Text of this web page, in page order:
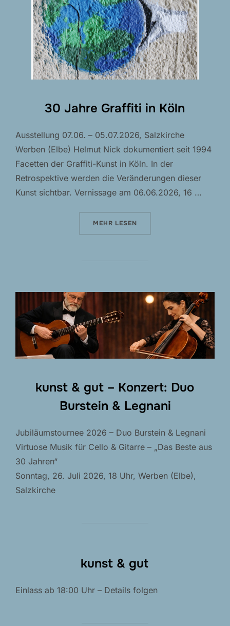
30 Jahre Graffiti in Köln
Ausstellung 07.06. – 05.07.2026, Salzkirche
Werben (Elbe) Helmut Nick dokumentiert seit 1994
Facetten der Graffiti-Kunst in Köln. In der
Retrospektive werden die Veränderungen dieser
Kunst sichtbar. Vernissage am 06.06.2026, 16 …
MEHR ÜBER „30 JAHRE GRAFFITI IN
LESEN
kunst & gut – Konzert: Duo
Burstein & Legnani
Jubiläumstournee 2026 – Duo Burstein & Legnani
Virtuose Musik für Cello & Gitarre – „Das Beste aus
30 Jahren“
Sonntag, 26. Juli 2026, 18 Uhr, Werben (Elbe),
Salzkirche
kunst & gut
Einlass ab 18:00 Uhr – Details folgen